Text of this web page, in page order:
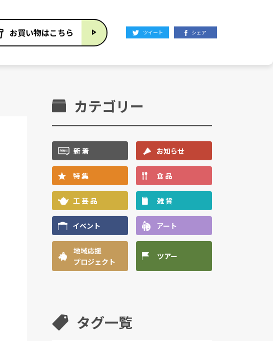
お買い物はこちら ツイート シェア
カテゴリー
新 着 お知らせ
特 集 食 品
工 芸 品 雑 貨
イベント アート
地域応援
プロジェクト
ツアー
タグ一覧